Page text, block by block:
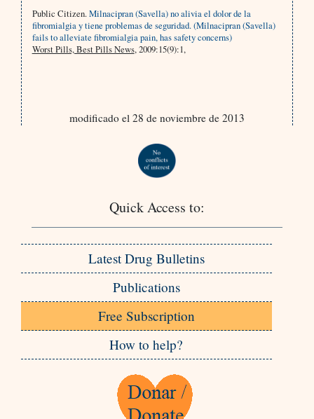
Public Citizen.Milnacipran (Savella) no alivia el dolor de la
fibromialgia y tiene problemas de seguridad.(Milnacipran (Savella)
fails to alleviate fibromialgia pain, has safety concerns)
Worst Pills, Best Pills News, 2009:15(9):1,
modificado el 28 de noviembre de 2013
Quick Access to:
Latest Drug Bulletins
Publications
Free Subscription
How to help?